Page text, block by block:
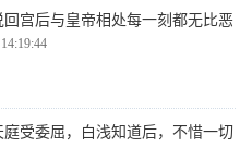
回宫后与皇帝相处每一刻都无比恶
受委屈，白浅知道后，不惜一切